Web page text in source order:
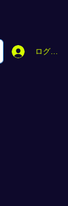
ログイン